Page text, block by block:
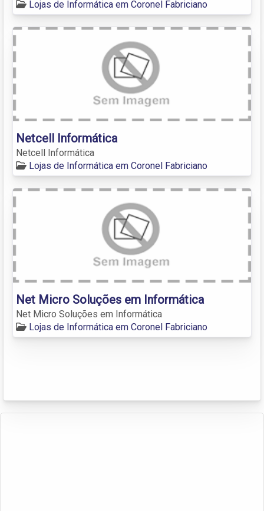
Lojas de Informática em Coronel Fabriciano
Netcell Informática
Netcell Informática
Lojas de Informática em Coronel Fabriciano
Net Micro Soluções em Informática
Net Micro Soluções em Informática
Lojas de Informática em Coronel Fabriciano